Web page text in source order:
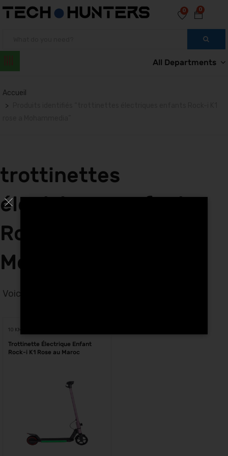
0
0
All Departments
Accueil
trottinettes
électriques enfants
Rock-i K1 rose a
Mohammedia
Voici le seul résultat
10 KM
Trottinette Électrique Enfant
Rock-i K1 Rose au Maroc